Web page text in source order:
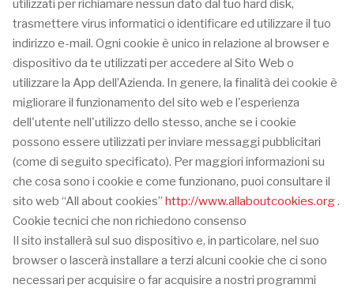
utilizzati per richiamare nessun dato dal tuo hard disk,
trasmettere virus informatici o identificare ed utilizzare il tuo
indirizzo e-mail. Ogni cookie è unico in relazione al browser e
dispositivo da te utilizzati per accedere al Sito Web o
utilizzare la App dell’Azienda. In genere, la finalità dei cookie è
migliorare il funzionamento del sito web e l'esperienza
dell'utente nell'utilizzo dello stesso, anche se i cookie
possono essere utilizzati per inviare messaggi pubblicitari
(come di seguito specificato). Per maggiori informazioni su
che cosa sono i cookie e come funzionano, puoi consultare il
sito web “All about cookies” http://www.allaboutcookies.org.
Cookie tecnici che non richiedono consenso
Il sito installerà sul suo dispositivo e, in particolare, nel suo
browser o lascerà installare a terzi alcuni cookie che ci sono
necessari per acquisire o far acquisire a nostri programmi